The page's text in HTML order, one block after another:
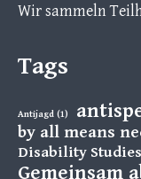
Wir sammeln
Tags
Antijagd (1)
by all means
Disability
Gemeinsam